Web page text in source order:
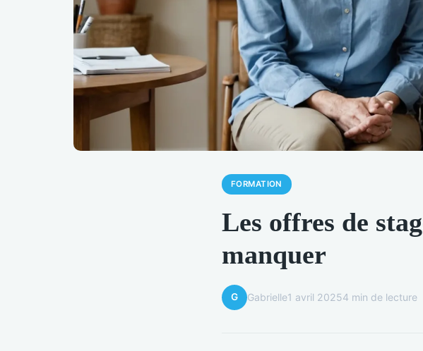
FORMATION
Les offres de
manquer
G Gabrielle1 avril 20254 min de lecture